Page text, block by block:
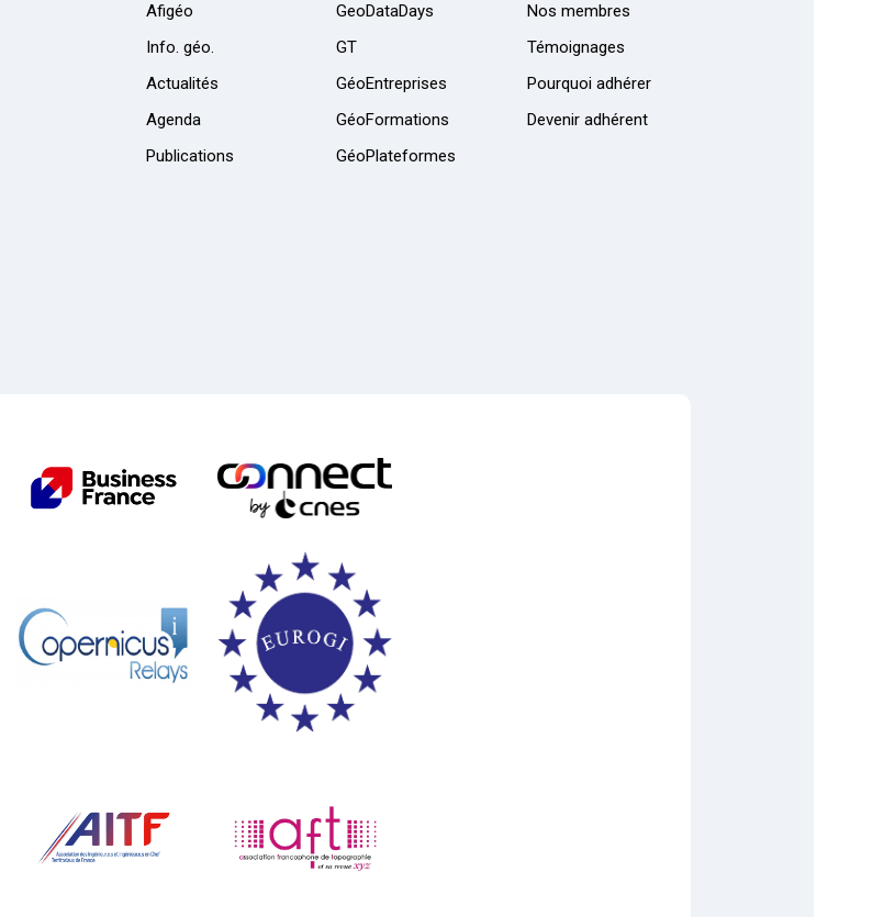
Afigéo
Info. géo.
Actualités
Agenda
Publications
GeoDataDays
GT
GéoEntreprises
GéoFormations
GéoPlateformes
Nos membres
Témoignages
Pourquoi adhérer
Devenir adhérent